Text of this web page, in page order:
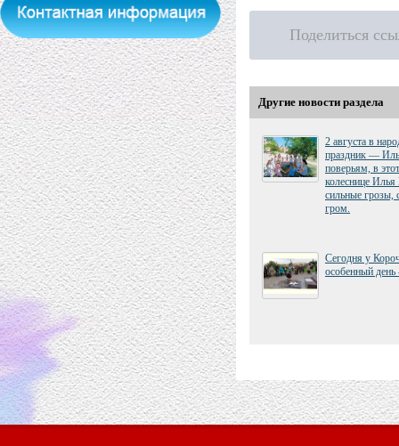
Поделиться
Другие новости раздела
2 августа в
праздник —
поверьям, в
колеснице
сильные грозы,
гром.
Сегодня у
особенный